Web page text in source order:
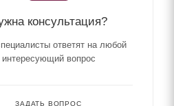
консультация?
ответят на любой
интересующий вопрос
ЗАДАТЬ ВОПРОС